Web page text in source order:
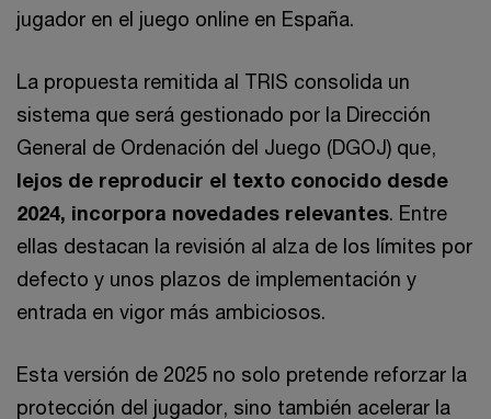
jugador en el juego online en España.
La propuesta remitida al TRIS consolida un
sistema que será gestionado por la Dirección
General de Ordenación del Juego (DGOJ) que,
lejos de reproducir el texto conocido desde
2024, incorpora novedades relevantes. Entre
ellas destacan la revisión al alza de los límites por
defecto y unos plazos de implementación y
entrada en vigor más ambiciosos.
Esta versión de 2025 no solo pretende reforzar la
protección del jugador, sino también acelerar la